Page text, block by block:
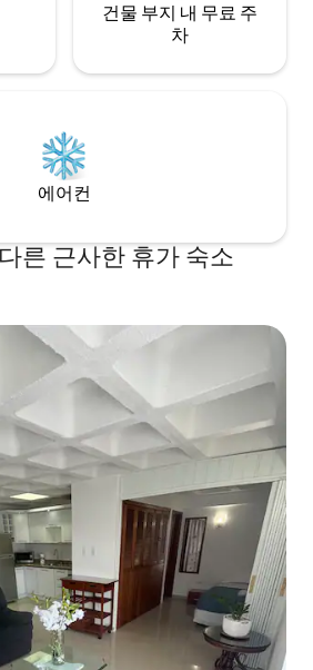
건물 부지 내 무료 주
차
에어컨
른 근사한 휴가 숙소